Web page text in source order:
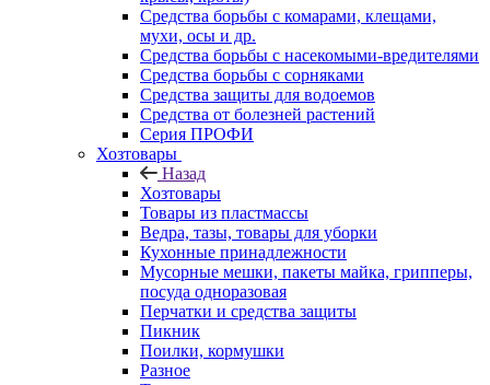
Средства борьбы с комарами, клещами,
мухи, осы и др.
Средства борьбы с насекомыми-вредителями
Средства борьбы с сорняками
Средства защиты для водоемов
Средства от болезней растений
Серия ПРОФИ
Хозтовары
Назад
Хозтовары
Товары из пластмассы
Ведра, тазы, товары для уборки
Кухонные принадлежности
Мусорные мешки, пакеты майка, грипперы,
посуда одноразовая
Перчатки и средства защиты
Пикник
Поилки, кормушки
Разное